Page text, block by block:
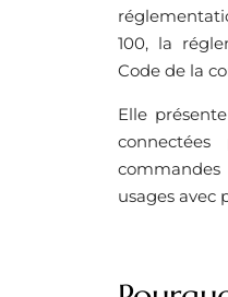
100, la
Code de la
Elle
usages avec